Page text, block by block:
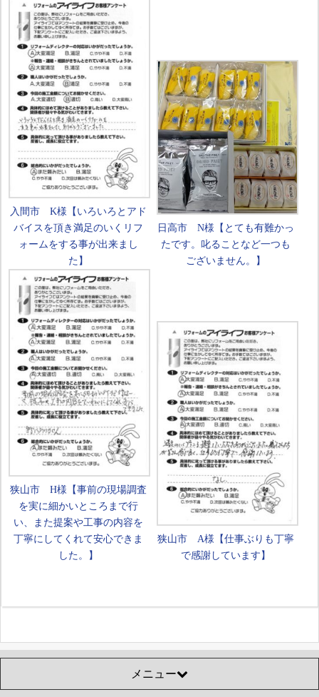
入間市 K様【いろいろとアド
バイスを頂き満足のいくリフ
ォームをする事が出来まし
た】
日高市 N様【とても有難かっ
たです。叱ることなど一つも
ございません。】
狭山市 H様【事前の現場調査
を実に細かいところまで行
い、また提案や工事の内容を
丁寧にしてくれて安心できま
した。】
狭山市 A様【仕事ぶりも丁寧
で感謝しています】
メニュー